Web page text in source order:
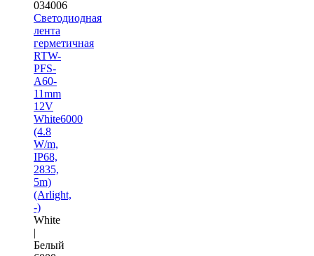
034006
Светодиодная
лента
герметичная
RTW-
PFS-
A60-
11mm
12V
White6000
(4.8
W/m,
IP68,
2835,
5m)
(Arlight,
-)
White
|
Белый